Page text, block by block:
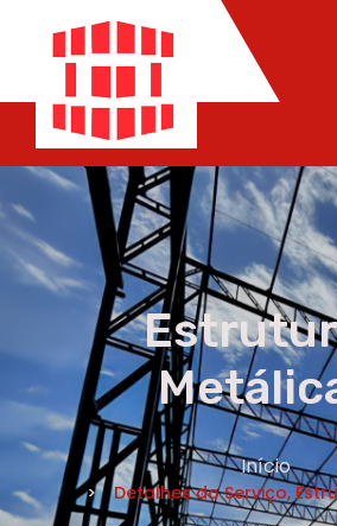
ORÇAMENTO
NOME *
E-MAIL *
TELEFONE *